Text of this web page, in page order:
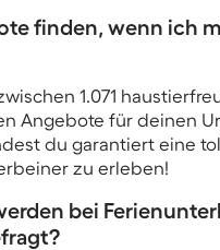
finden, wenn ich
1.071
Angebote für deinen
du garantiert eine
zu erleben!
bei